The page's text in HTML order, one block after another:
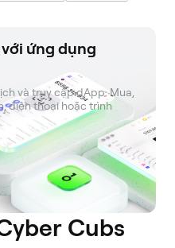
ứng dụng
và truy cập dApp. Mua,
điện thoại hoặc trình
Cubs